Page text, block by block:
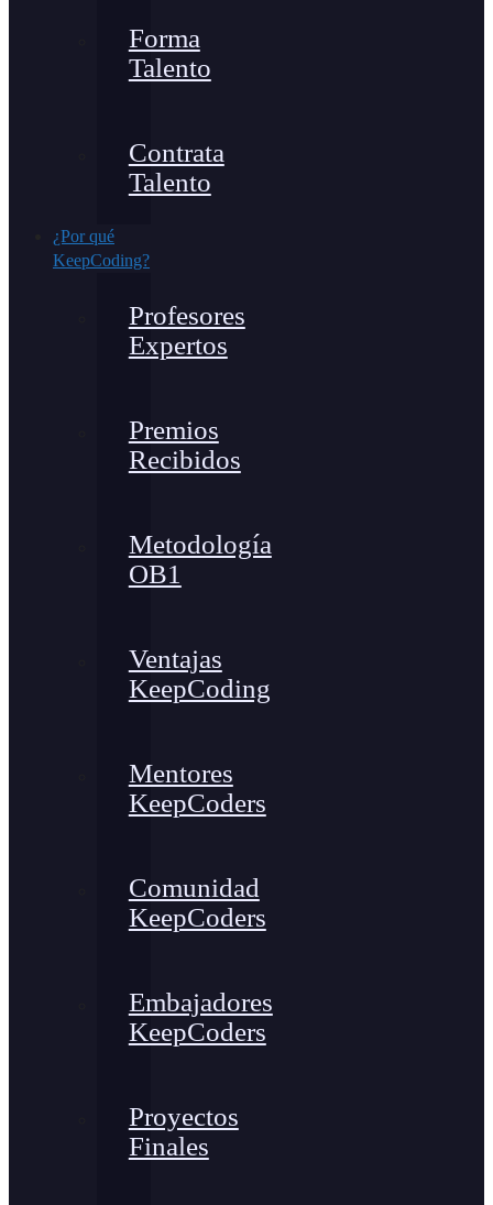
Forma
Talento
Contrata
Talento
¿Por qué
KeepCoding?
Profesores
Expertos
Premios
Recibidos
Metodología
OB1
Ventajas
KeepCoding
Mentores
KeepCoders
Comunidad
KeepCoders
Embajadores
KeepCoders
Proyectos
Finales